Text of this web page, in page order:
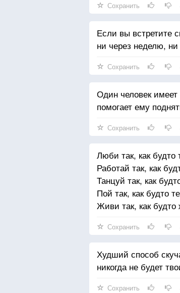
Сохранить
Если вы встретите
ни через неделю,
Сохранить
Один человек имеет
помогает ему
Сохранить
Люби так, как будто
Работай так, как
Танцуй так, как
Пой так, как будто
Живи так, как
Сохранить
Худший способ
никогда не будет
Сохранить